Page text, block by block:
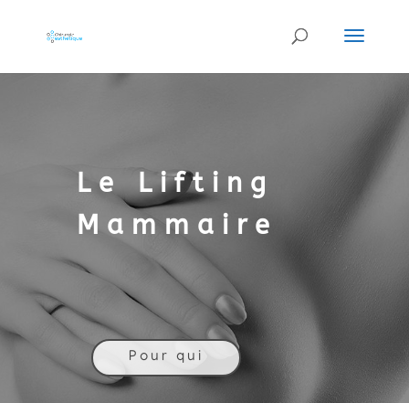
Le Lifting
Mammaire
Pour qui